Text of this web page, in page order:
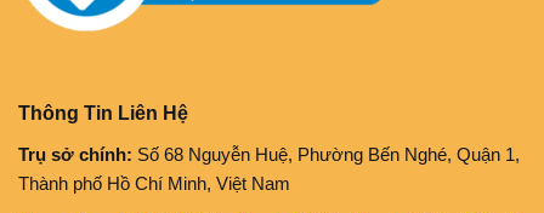
Thông Tin Liên Hệ
Trụ sở chính: Số 68 Nguyễn Huệ, Phường Bến Nghé, Quận 1,
Thành phố Hồ Chí Minh, Việt Nam